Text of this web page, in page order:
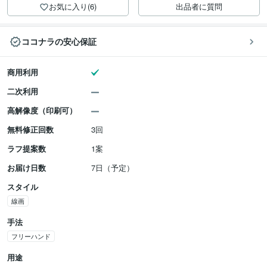
お気に入り(6) 出品者に質問
ココナラの安心保証
商用利用
二次利用
高解像度（印刷可）
無料修正回数
3回
ラフ提案数
1案
お届け日数
7日（予定）
スタイル
線画
手法
フリーハンド
用途